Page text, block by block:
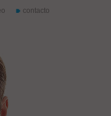
contacto